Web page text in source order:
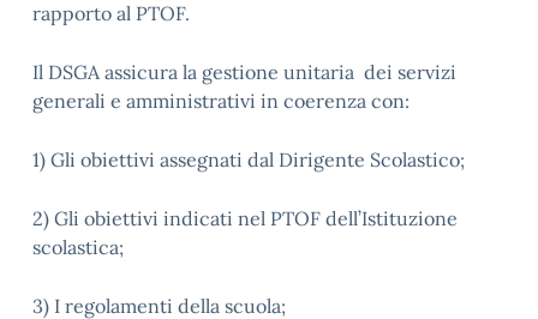
rapporto al PTOF.
Il DSGA assicura la gestione unitaria dei servizi
generali e amministrativi in coerenza con:
1) Gli obiettivi assegnati dal Dirigente Scolastico;
2) Gli obiettivi indicati nel PTOF dell’Istituzione
scolastica;
3) I regolamenti della scuola;